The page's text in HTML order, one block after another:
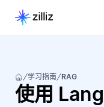
学习指南 RAG
使用